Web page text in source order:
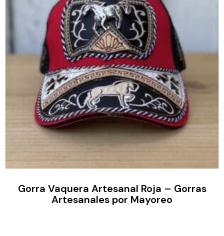
Gorra Vaquera Artesanal Roja – Gorras
Artesanales por Mayoreo